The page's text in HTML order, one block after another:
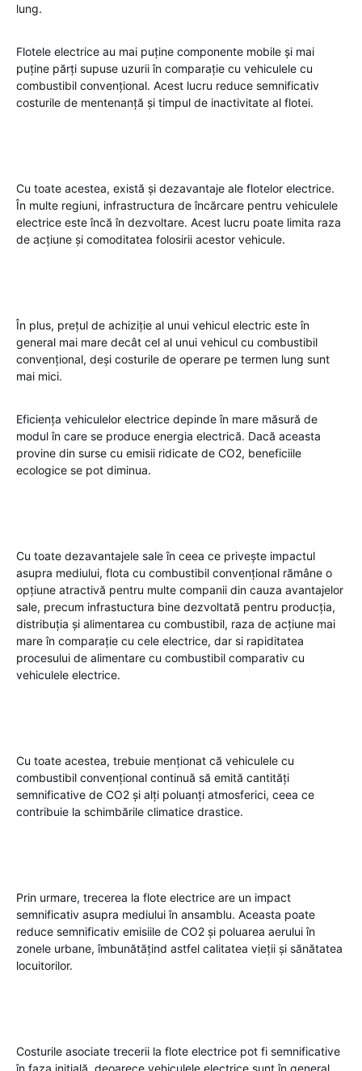
lung.
Flotele electrice au mai puține componente mobile și mai
puține părți supuse uzurii în comparație cu vehiculele cu
combustibil convențional. Acest lucru reduce semnificativ
costurile de mentenanță și timpul de inactivitate al flotei.
Cu toate acestea, există și dezavantaje ale flotelor electrice.
În multe regiuni, infrastructura de încărcare pentru vehiculele
electrice este încă în dezvoltare. Acest lucru poate limita raza
de acțiune și comoditatea folosirii acestor vehicule.
În plus, prețul de achiziție al unui vehicul electric este în
general mai mare decât cel al unui vehicul cu combustibil
convențional, deși costurile de operare pe termen lung sunt
mai mici.
Eficiența vehiculelor electrice depinde în mare măsură de
modul în care se produce energia electrică. Dacă aceasta
provine din surse cu emisii ridicate de CO2, beneficiile
ecologice se pot diminua.
Cu toate dezavantajele sale în ceea ce privește impactul
asupra mediului, flota cu combustibil convențional rămâne o
opțiune atractivă pentru multe companii din cauza avantajelor
sale, precum infrastuctura bine dezvoltată pentru producția,
distribuția și alimentarea cu combustibil, raza de acțiune mai
mare în comparație cu cele electrice, dar si rapiditatea
procesului de alimentare cu combustibil comparativ cu
vehiculele electrice.
Cu toate acestea, trebuie menționat că vehiculele cu
combustibil convențional continuă să emită cantități
semnificative de CO2 și alți poluanți atmosferici, ceea ce
contribuie la schimbările climatice drastice.
Prin urmare, trecerea la flote electrice are un impact
semnificativ asupra mediului în ansamblu. Aceasta poate
reduce semnificativ emisiile de CO2 și poluarea aerului în
zonele urbane, îmbunătățind astfel calitatea vieții și sănătatea
locuitorilor.
Costurile asociate trecerii la flote electrice pot fi semnificative
în faza inițială, deoarece vehiculele electrice sunt în general